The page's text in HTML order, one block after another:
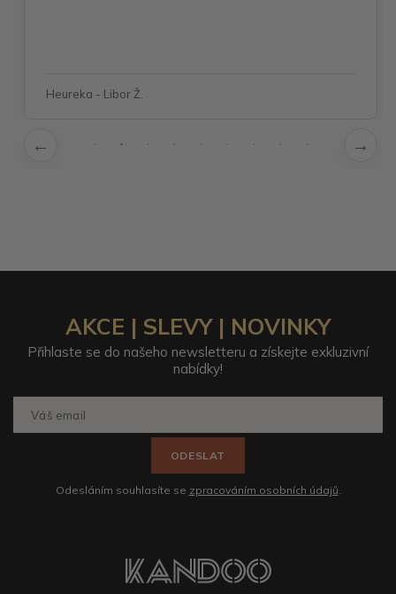
Heureka - Libor Ž.
AKCE | SLEVY | NOVINKY
Přihlaste se do našeho newsletteru a získejte exkluzivní
nabídky!
ODESLAT
Odesláním souhlasíte se zpracováním osobních údajů.